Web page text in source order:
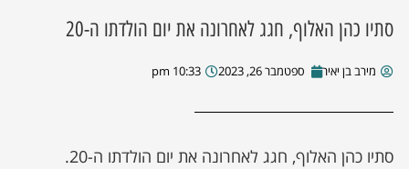
סתיו כהן האלוף, חגג לאחרונה את יום הולדתו ה-20
מירב בן יאיר ספטמבר 26, 2023 10:33 pm
סתיו כהן האלוף, חגג לאחרונה את יום הולדתו ה-20.